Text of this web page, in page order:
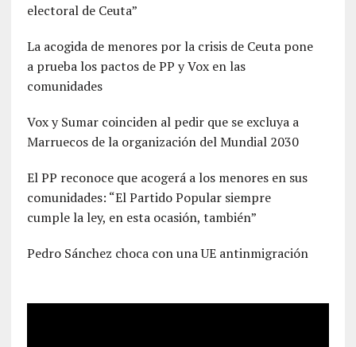
electoral de Ceuta”
La acogida de menores por la crisis de Ceuta pone
a prueba los pactos de PP y Vox en las
comunidades
Vox y Sumar coinciden al pedir que se excluya a
Marruecos de la organización del Mundial 2030
El PP reconoce que acogerá a los menores en sus
comunidades: “El Partido Popular siempre
cumple la ley, en esta ocasión, también”
Pedro Sánchez choca con una UE antinmigración